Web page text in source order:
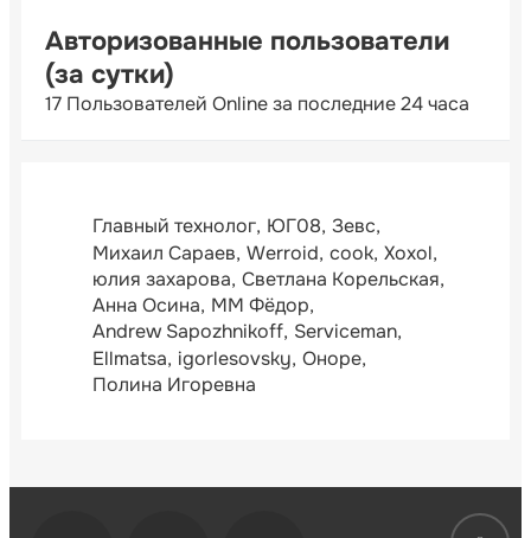
Авторизованные пользователи
(за сутки)
17 Пользователей Online за последние 24 часа
Главный технолог ЮГ08 Зевс
Михаил Сараев Werroid cook Xoxol
юлия захарова Светлана Корельская
Анна Осина ММ Фёдор
Andrew Sapozhnikoff Serviceman
Ellmatsa igorlesovsky Оноре
Полина Игоревна